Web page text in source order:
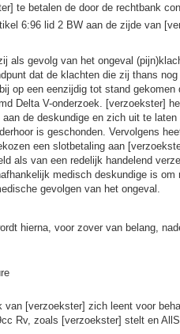
te betalen de door de rechtbank
6:96 lid 2 BW aan de zijde van
als gevolg van het ongeval
dat de klachten die zij thans nog
op een eenzijdig tot stand gekomen
Delta V-onderzoek. [verzoekster]
de deskundige en zich uit te
is geschonden. Vervolgens
een slotbetaling aan
als van een redelijk handelend
medisch deskundige is om
gevolgen van het ongeval.
hierna, voor zover van belang,
[verzoekster] zich leent voor
Rv, zoals [verzoekster] stelt en